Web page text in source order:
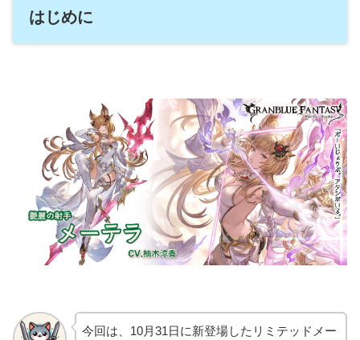
はじめに
今回は、10月31日に新登場したリミテッドメー